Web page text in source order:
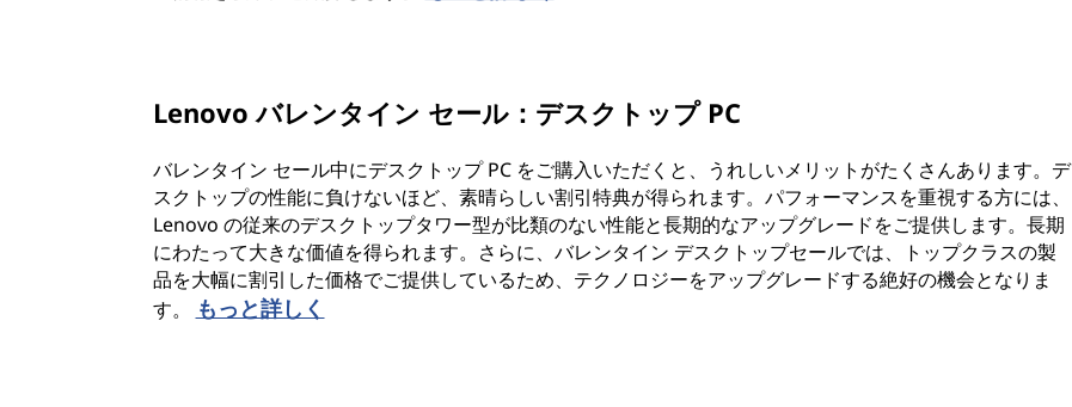
Lenovo バレンタイン セール：デスクトップ PC
バレンタイン セール中にデスクトップ PC をご購入いただくと、うれしいメリットがたくさんあります。デ
スクトップの性能に負けないほど、素晴らしい割引特典が得られます。パフォーマンスを重視する方には、
Lenovo の従来のデスクトップタワー型が比類のない性能と長期的なアップグレードをご提供します。長期
にわたって大きな価値を得られます。さらに、バレンタイン デスクトップセールでは、トップクラスの製
品を大幅に割引した価格でご提供しているため、テクノロジーをアップグレードする絶好の機会となりま
す。
もっと詳しく